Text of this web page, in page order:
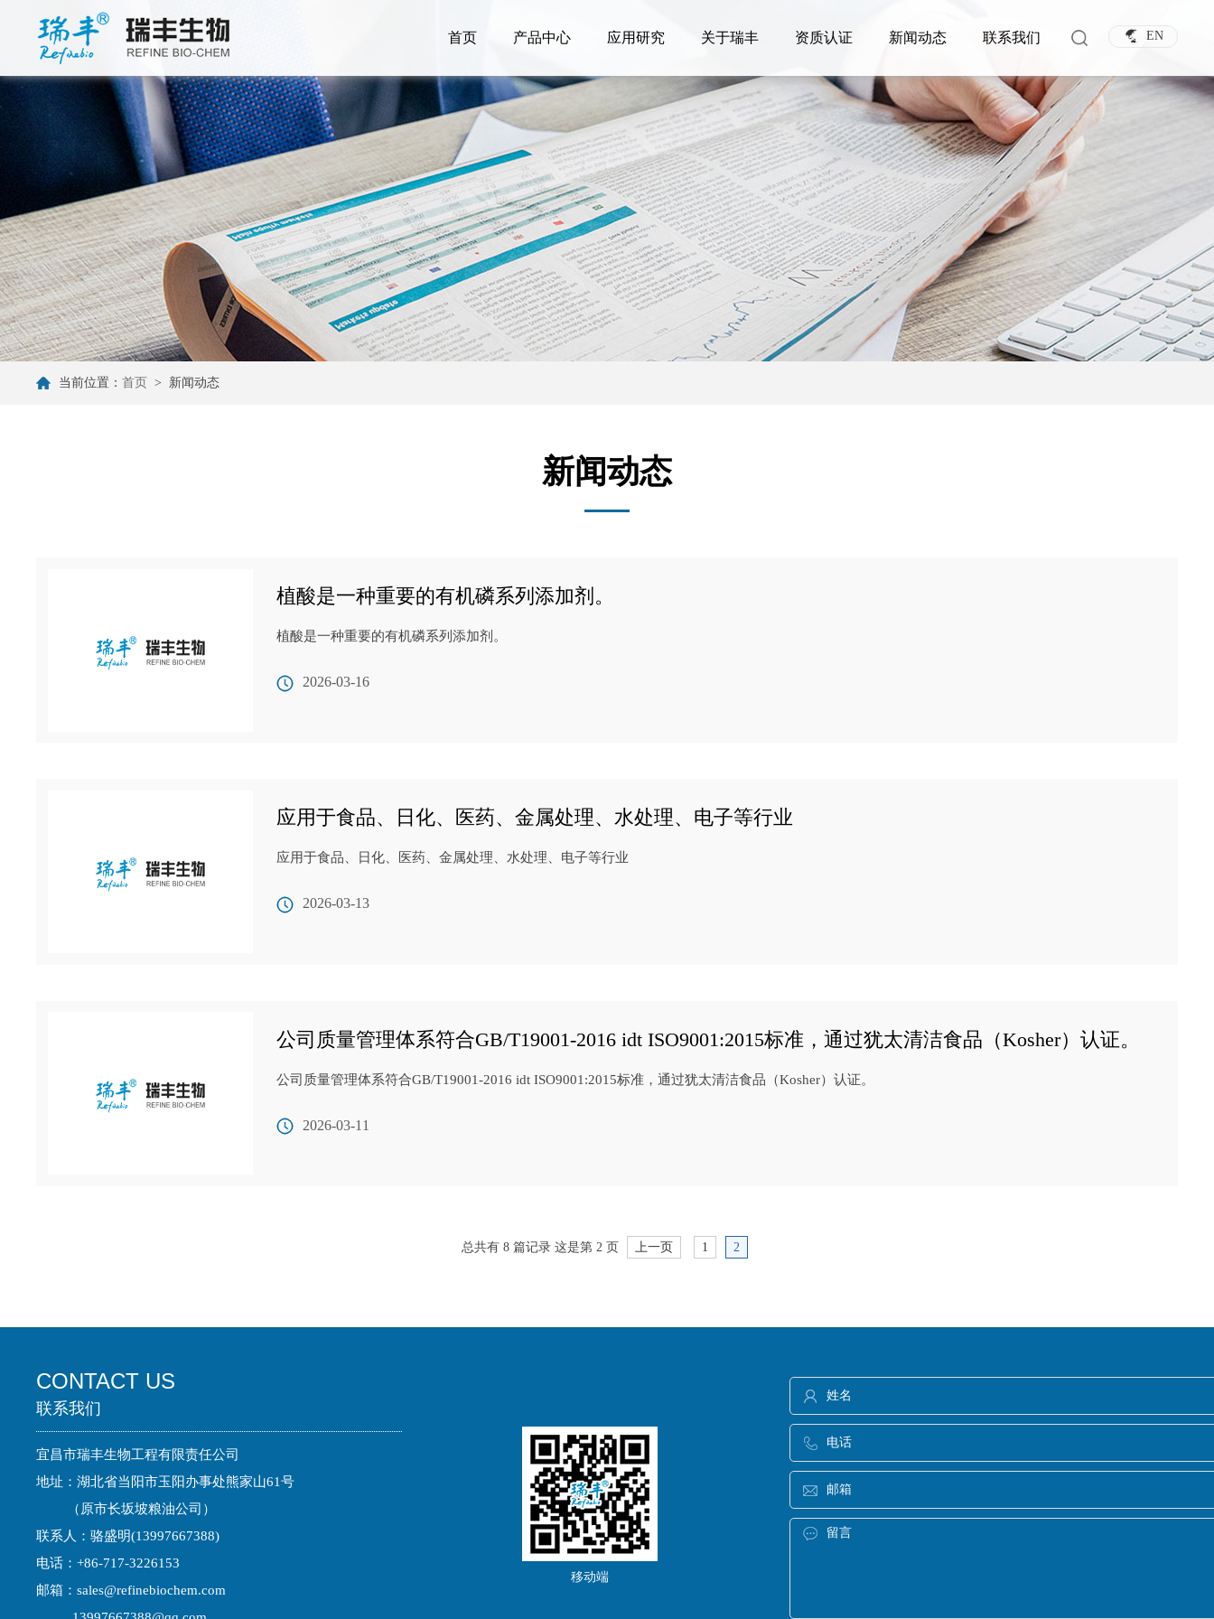
EN
首页 产品中心 应用研究 关于瑞丰 资质认证 新闻动态 联系我们
当前位置：首页 > 新闻动态
新闻动态
植酸是一种重要的有机磷系列添加剂。
植酸是一种重要的有机磷系列添加剂。
2026-03-16
应用于食品、日化、医药、金属处理、水处理、电子等行业
应用于食品、日化、医药、金属处理、水处理、电子等行业
2026-03-13
公司质量管理体系符合GB/T19001-2016 idt ISO9001:2015标准，通过犹太清洁食品（Kosher）认证。
公司质量管理体系符合GB/T19001-2016 idt ISO9001:2015标准，通过犹太清洁食品（Kosher）认证。
2026-03-11
总共有 8 篇记录 这是第 2 页 上一页 1 2
CONTACT US
联系我们
宜昌市瑞丰生物工程有限责任公司
地址：湖北省当阳市玉阳办事处熊家山61号
（原市长坂坡粮油公司）
联系人：骆盛明(13997667388)
电话：+86-717-3226153
邮箱：sales@refinebiochem.com
移动端